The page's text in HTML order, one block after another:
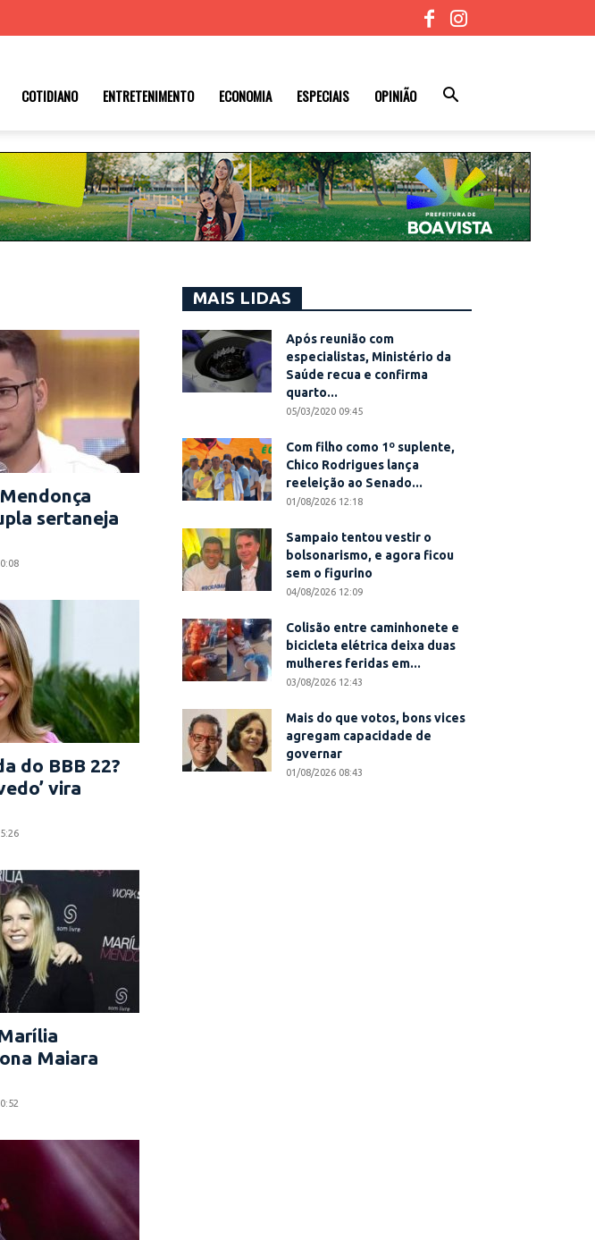
COTIDIANO ENTRETENIMENTO ECONOMIA ESPECIAIS OPINIÃO
sertaneja
do BBB 22?
vira
Maiara
MAIS LIDAS
Após reunião com
especialistas, Ministério da
Saúde recua e confirma
quarto...
05/03/2020 09:45
Com filho como 1º suplente,
Chico Rodrigues lança
reeleição ao Senado...
01/08/2026 12:18
Sampaio tentou vestir o
bolsonarismo, e agora ficou
sem o figurino
04/08/2026 12:09
Colisão entre caminhonete e
bicicleta elétrica deixa duas
mulheres feridas em...
03/08/2026 12:43
Mais do que votos, bons vices
agregam capacidade de
governar
01/08/2026 08:43